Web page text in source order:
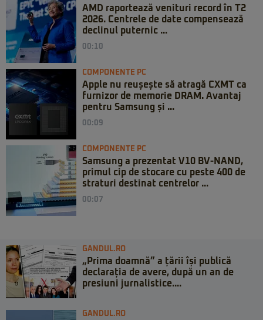
AMD raportează venituri record în T2
2026. Centrele de date compensează
declinul puternic ...
00:10
COMPONENTE PC
Apple nu reușește să atragă CXMT ca
furnizor de memorie DRAM. Avantaj
pentru Samsung și ...
00:09
COMPONENTE PC
Samsung a prezentat V10 BV-NAND,
primul cip de stocare cu peste 400 de
straturi destinat centrelor ...
00:07
GANDUL.RO
„Prima doamnă” a țării își publică
declarația de avere, după un an de
presiuni jurnalistice....
GANDUL.RO